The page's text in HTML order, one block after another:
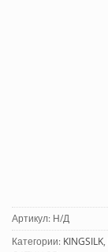
Артикул: Н/Д
Категории: KINGSILK